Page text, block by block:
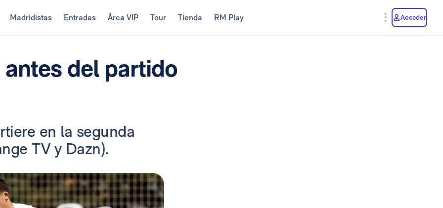
Madridistas Entradas Área VIP Tour Tienda RM Play Acceder
del partido
en la segunda
TV y Dazn).